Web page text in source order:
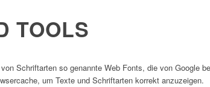
TOOLS
Schriftarten so genannte Web Fonts, die von Google
um Texte und Schriftarten korrekt anzuzeigen.